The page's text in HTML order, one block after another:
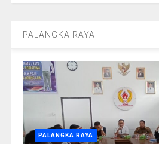
PALANGKA RAYA
PALANGKA RAYA